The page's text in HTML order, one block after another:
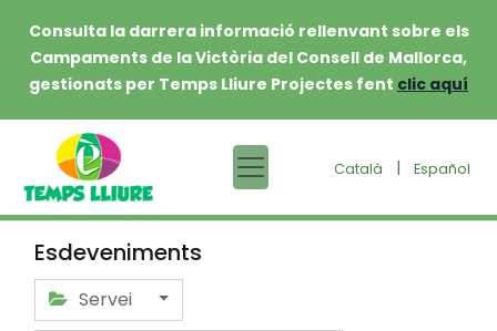
Consulta la darrera informació rellenvant sobre els
Campaments de la Victòria del Consell de Mallorca,
gestionats per Temps Lliure Projectes fent clic aquí
Català | Español
Esdeveniments
Servei